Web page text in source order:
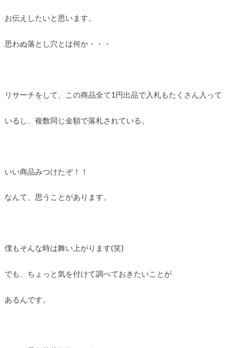
お伝えしたいと思います。
思わぬ落とし穴とは何か・・・
リサーチをして、この商品全て1円出品で入札もたくさん入って
いるし、複数同じ金額で落札されている。
いい商品みつけたぞ！！
なんて、思うことがあります。
僕もそんな時は舞い上がります(笑)
でも、ちょっと気を付けて調べておきたいことが
あるんです。